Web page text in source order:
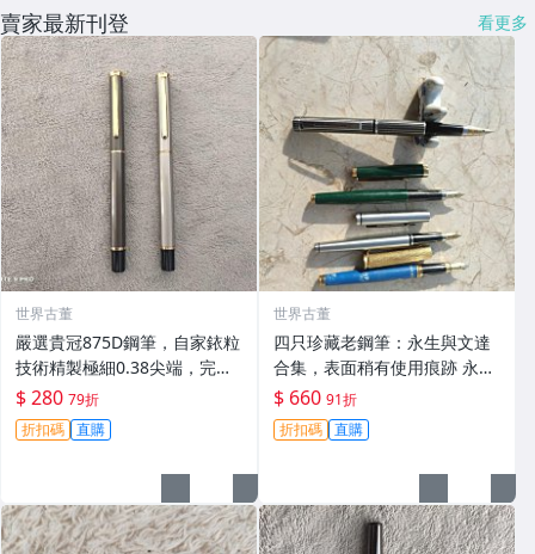
賣家最新刊登 看更多
世界古董
嚴選貴冠875D鋼筆，自家銥粒
技術精製極細0.38尖端，完美
融合時尚與實用 貴冠875D 鋼
筆 時尚 學生
$ 280 79折
折扣碼 直購
世界古董
四只珍藏老鋼筆：永生與文達
合集，表面稍有使用痕跡 永生
&文達鋼筆古董收藏，低價特
惠中 非全新 上過墨水 古早懷
舊風 老式鋼筆：永生3支、文
$ 660 91折
折扣碼 直購